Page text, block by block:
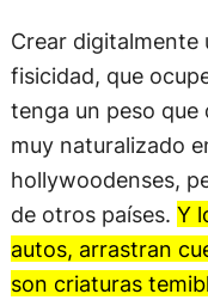
Crear digitalmente
fisicidad, que
tenga un peso que
muy naturalizado
hollywoodenses,
de otros países. Y
autos, arrastran
son criaturas